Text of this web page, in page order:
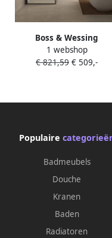
Boss & Wessing
Douchecabine BWS Uni 2
Draaideuren 90x90 cm
1 webshop
€ 821,59 € 509,-
Populaire
Badmeubels
Douche
Kranen
Baden
Radiatoren